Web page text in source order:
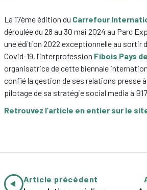
La 17ème édition du Carrefour
déroulée du 28 au 30 mai 2024 au Parc
une édition 2022 exceptionnelle au sortir
Covid-19, l’interprofession Fibois Pays
organisatrice de cette biennale
confié la gestion de ses relations presse
pilotage de sa stratégie social media à
Retrouvez l’article en entier sur le
Article précédent